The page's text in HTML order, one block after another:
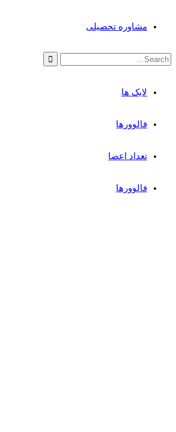
مشاوره تحصیلی
لایک ها
فالوورها
تعداد اعضا
فالوورها